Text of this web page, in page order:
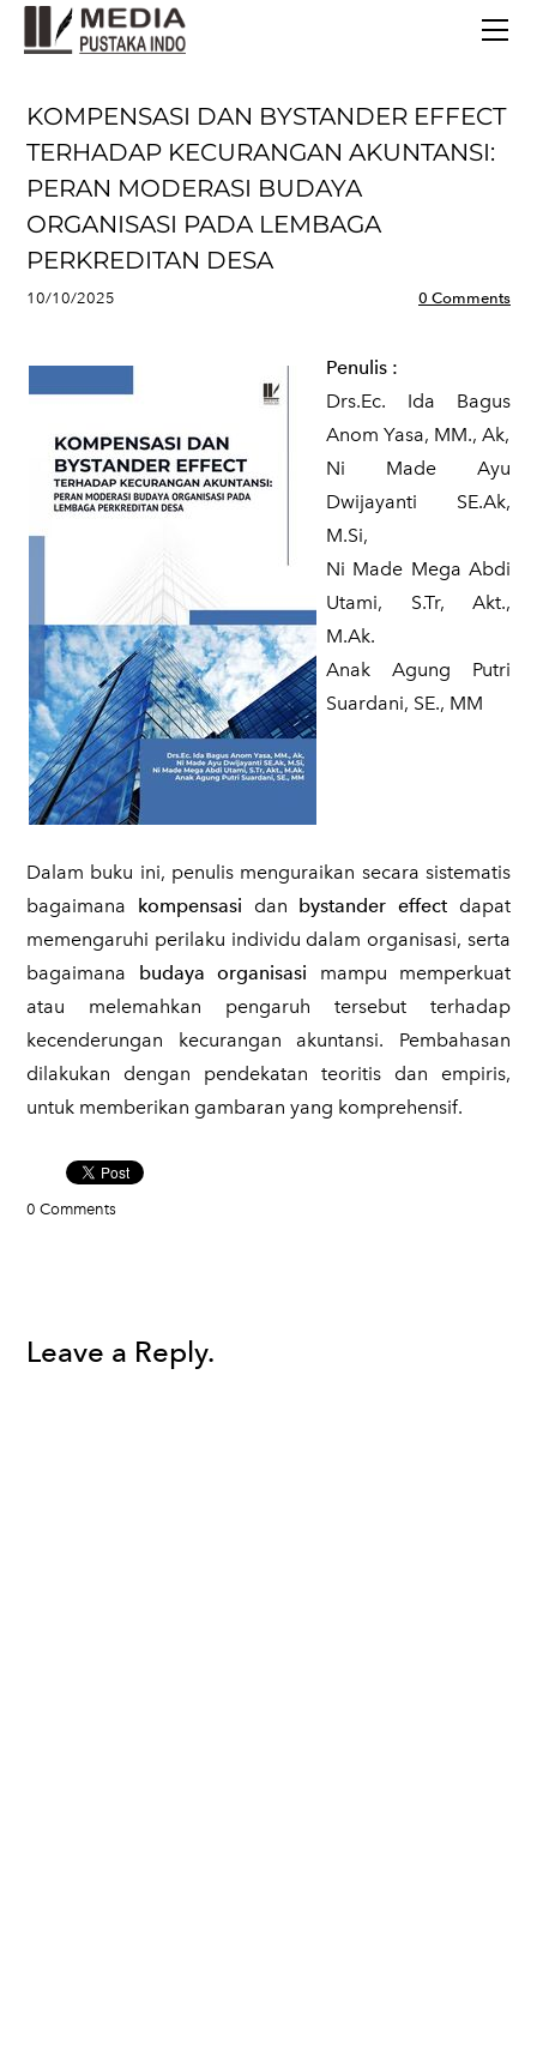
KOMPENSASI DAN BYSTANDER EFFECT
TERHADAP KECURANGAN AKUNTANSI:
PERAN MODERASI BUDAYA
ORGANISASI PADA LEMBAGA
PERKREDITAN DESA
10/10/2025 0 Comments
Penulis :
Drs.Ec. Ida Bagus
Anom Yasa, MM., Ak,
Ni Made Ayu
Dwijayanti SE.Ak,
M.Si,
Ni Made Mega Abdi
Utami, S.Tr, Akt.,
M.Ak.
Anak Agung Putri
Suardani, SE., MM
​Dalam buku ini, penulis menguraikan secara sistematis
bagaimana kompensasi dan bystander effect dapat
memengaruhi perilaku individu dalam organisasi, serta
bagaimana budaya organisasi mampu memperkuat
atau melemahkan pengaruh tersebut terhadap
kecenderungan kecurangan akuntansi. Pembahasan
dilakukan dengan pendekatan teoritis dan empiris,
untuk memberikan gambaran yang komprehensif.
0 Comments
Leave a Reply.